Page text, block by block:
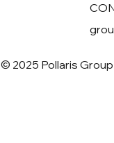
© 2025 Pollaris